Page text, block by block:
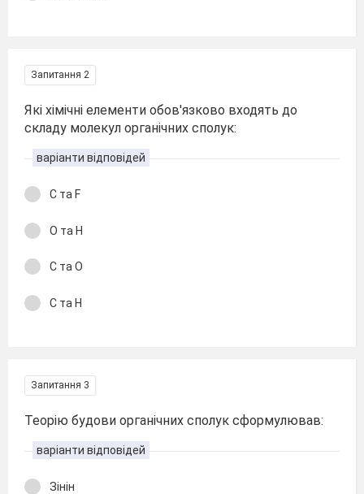
Запитання 2
Які хімічні елементи обов'язково входять до
складу молекул органічних сполук:
варіанти відповідей
С та F
О та Н
С та O
С та Н
Запитання 3
Теорію будови органічних сполук сформулював:
варіанти відповідей
Зінін